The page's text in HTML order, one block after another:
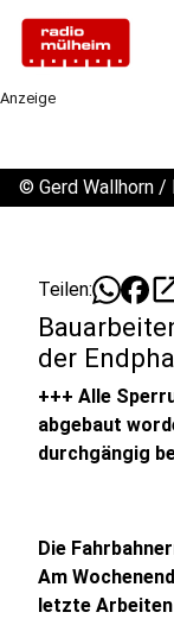
Anzeige
© Gerd Wallhorn /
Teilen:
der
+++ Alle
abgebaut
durchgängig
Die
Am
letzte